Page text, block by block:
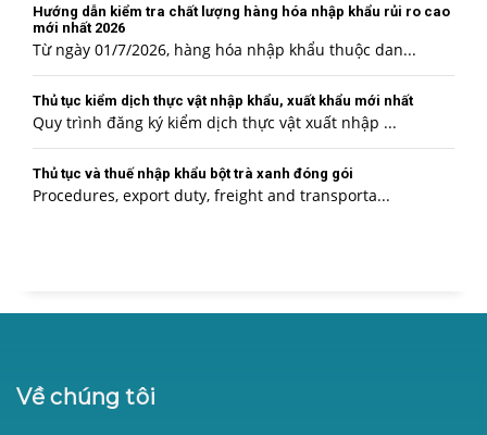
Hướng dẫn kiểm tra chất lượng hàng hóa nhập khẩu rủi ro cao
mới nhất 2026
Từ ngày 01/7/2026, hàng hóa nhập khẩu thuộc dan...
Thủ tục kiểm dịch thực vật nhập khẩu, xuất khẩu mới nhất
Quy trình đăng ký kiểm dịch thực vật xuất nhập ...
Thủ tục và thuế nhập khẩu bột trà xanh đóng gói
Procedures, export duty, freight and transporta...
Về chúng tôi